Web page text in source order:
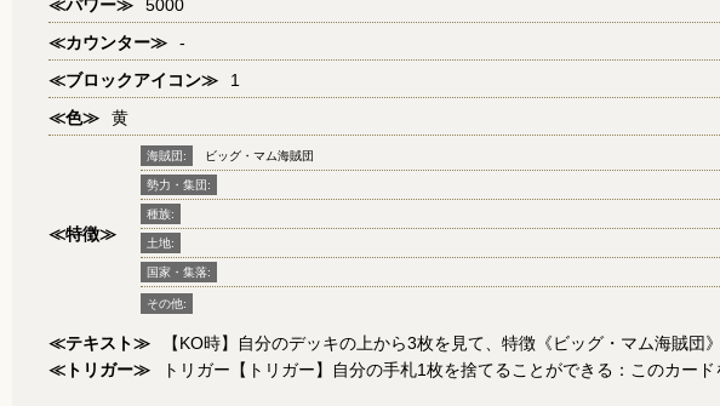
≪パワー≫
5000
≪カウンター≫
-
≪ブロックアイコン≫
1
≪色≫
黄
≪特徴≫
海賊団: ビッグ・マム海賊団
勢力・集団:
種族:
土地:
国家・集落:
その他:
≪テキスト≫
【KO時】自分のデッキの上から3枚を見て、特徴《ビッグ・マム海賊
≪トリガー≫
トリガー【トリガー】自分の手札1枚を捨てることができる：このカード